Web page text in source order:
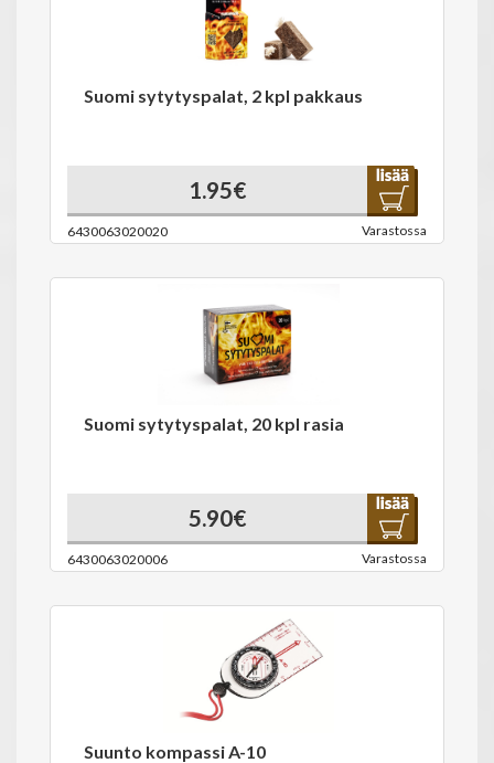
Suomi sytytyspalat, 2 kpl pakkaus
1.95€
6430063020020 Varastossa
Suomi sytytyspalat, 20 kpl rasia
5.90€
6430063020006 Varastossa
Suunto kompassi A-10